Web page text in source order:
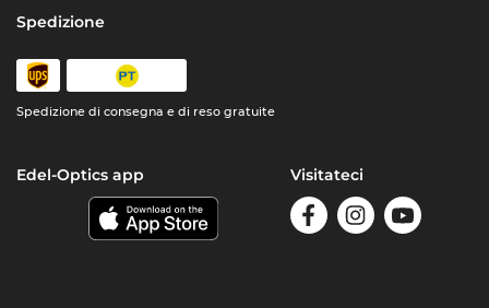
Spedizione
Spedizione di consegna e di reso gratuite
Edel-Optics app Visitateci